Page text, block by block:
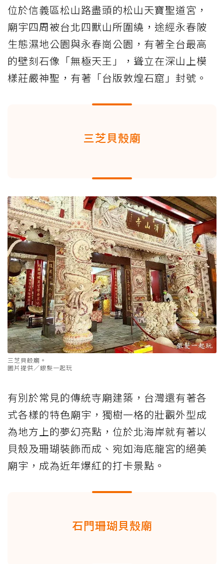
位於信義區松山路盡頭的松山天寶聖道宮，
廟宇四周被台北四獸山所圍繞，途經永春陂
生態濕地公園與永春崗公園，有著全台最高
的壁刻石像「無極天王」，聳立在深山上模
樣莊嚴神聖，有著「台版敦煌石窟」封號。
三芝貝殼廟
三芝貝殼廟。
圖片提供／銀髮一起玩
有別於常見的傳統寺廟建築，台灣還有著各
式各樣的特色廟宇，獨樹一格的壯觀外型成
為地方上的夢幻亮點，位於北海岸就有著以
貝殼及珊瑚裝飾而成、宛如海底龍宮的絕美
廟宇，成為近年爆紅的打卡景點。
石門珊瑚貝殼廟